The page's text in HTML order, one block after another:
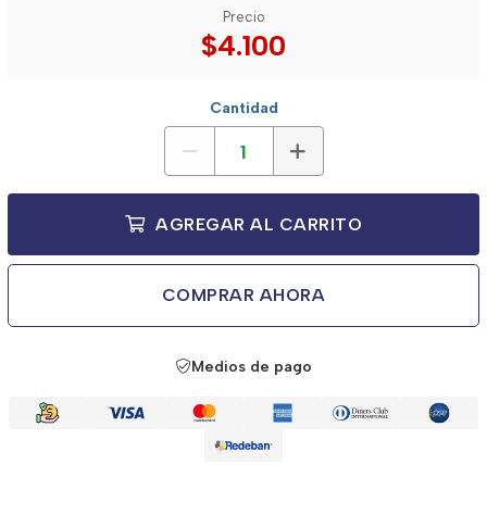
Precio
$4.100
Cantidad
AGREGAR AL CARRITO
COMPRAR AHORA
Medios de pago